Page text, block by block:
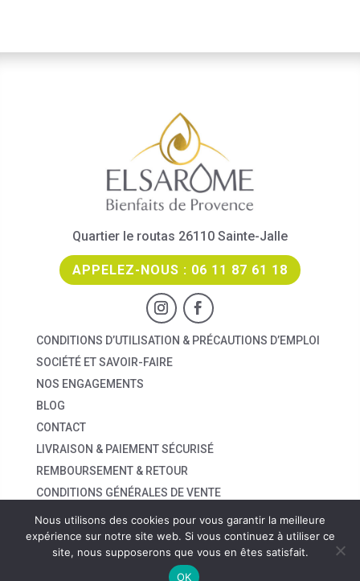
Quartier le routas 26110 Sainte-Jalle
APPELEZ-NOUS : 06 11 87 61 18
CONDITIONS D’UTILISATION & PRÉCAUTIONS D’EMPLOI
SOCIÉTÉ ET SAVOIR-FAIRE
NOS ENGAGEMENTS
BLOG
CONTACT
LIVRAISON & PAIEMENT SÉCURISÉ
REMBOURSEMENT & RETOUR
CONDITIONS GÉNÉRALES DE VENTE
POLITIQUE DE CONFIDENTIALITÉ
MENTIONS LÉGALES
Création Coclidée
Nous utilisons des cookies pour vous garantir la meilleure
expérience sur notre site web. Si vous continuez à utiliser ce
site, nous supposerons que vous en êtes satisfait.
OK